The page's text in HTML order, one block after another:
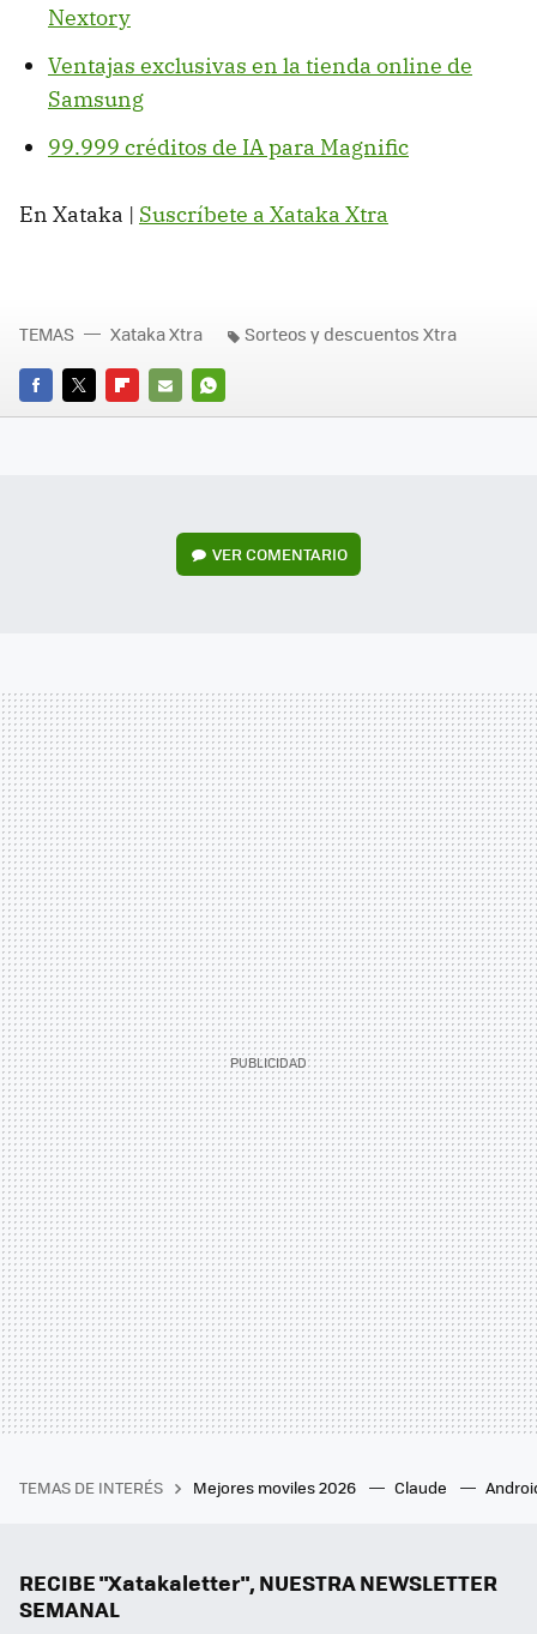
Nextory
Ventajas exclusivas en la tienda online de
Samsung
99.999 créditos de IA para Magnific
En Xataka | Suscríbete a Xataka Xtra
FACEBOOK
TWITTERFLIPBOARD
E-
WHATSAPP
TEMAS Xataka Xtra Sorteos y descuentos Xtra
VERCOMENTARIO
TEMAS DE INTERÉS Mejores moviles 2026 Claude
RECIBE "Xatakaletter", NUESTRA NEWSLETTER
SEMANAL